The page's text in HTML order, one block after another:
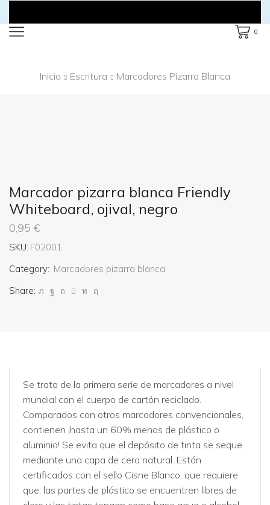
0
Inicio Escritura Marcadores Pizarra Blanca
Marcador pizarra blanca Friendly
Whiteboard, ojival, negro
0,95 €
SKU: F02001
Category: Marcadores pizarra blanca
Share:
Se trata de la primera serie de marcadores a nivel
mundial con el cuerpo de cartón reciclado.
Comparados con otros marcadores convencionales,
contienen ¡hasta un 60% menos de plástico o
aluminio! Se evita que el depósito de tinta se seque
mediante una capa de cera natural. Están
certificados con el sello Cisne Blanco, que requiere
que: las partes de plástico se encuentren libres de